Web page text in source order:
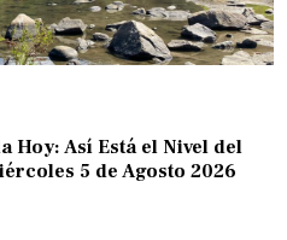
Hoy: Así Está el Nivel del
5 de Agosto 2026